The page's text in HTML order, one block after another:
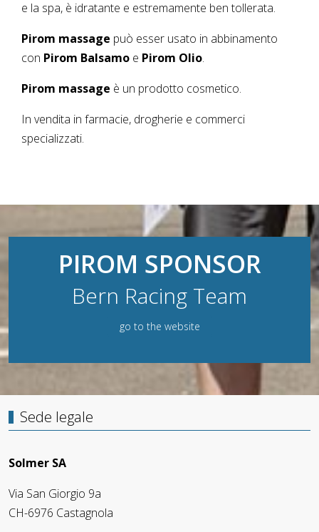
e la spa, è idratante e estremamente ben tollerata.
Pirom massage può esser usato in abbinamento
con Pirom Balsamo e Pirom Olio.
Pirom massage è un prodotto cosmetico.
In vendita in farmacie, drogherie e commerci
specializzati.
PIROM SPONSOR
Bern Racing Team
go to the website
Sede legale
Solmer SA
Via San Giorgio 9a
CH-6976 Castagnola